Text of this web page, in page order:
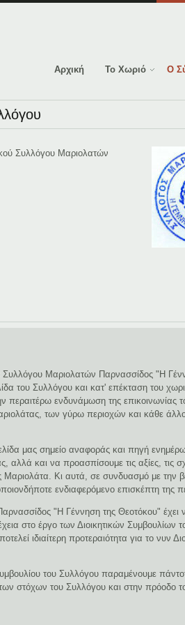
Αρχική Το Χωριό Ο
Συλλόγου Μαριολατών
Συλλόγου Μαριολατών Παρνασσίδος "Η
του Συλλόγου και κατ' επέκταση του
περαιτέρω ενδυνάμωση της επικοινωνίας
των γύρω περιοχών και κάθε
μας σημείο αναφοράς και πηγή
αλλά και να προασπίσουμε τις αξίες, τις
Κι αυτά, σε συνδυασμό με την
ενδιαφερόμενο επισκέπτη της
"Η Γέννηση της Θεοτόκου" έχει
στο έργο των Διοικητικών Συμβουλίων
ιδιαίτερη προτεραιότητα για το νυν
του Συλλόγου παραμένουμε
στόχων του Συλλόγου και στην πρόοδο